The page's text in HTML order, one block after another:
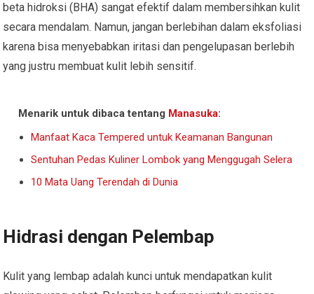
beta hidroksi (BHA) sangat efektif dalam membersihkan kulit
secara mendalam. Namun, jangan berlebihan dalam eksfoliasi
karena bisa menyebabkan iritasi dan pengelupasan berlebih
yang justru membuat kulit lebih sensitif.
Menarik untuk dibaca tentang Manasuka:
Manfaat Kaca Tempered untuk Keamanan Bangunan
Sentuhan Pedas Kuliner Lombok yang Menggugah Selera
10 Mata Uang Terendah di Dunia
Hidrasi dengan Pelembap
Kulit yang lembap adalah kunci untuk mendapatkan kulit